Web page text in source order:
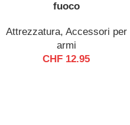
fuoco
Attrezzatura, Accessori per
armi
CHF 12.95